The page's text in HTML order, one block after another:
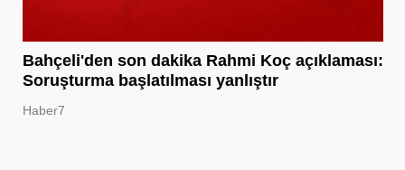
Bahçeli'den son dakika Rahmi Koç açıklaması:
Soruşturma başlatılması yanlıştır
Haber7